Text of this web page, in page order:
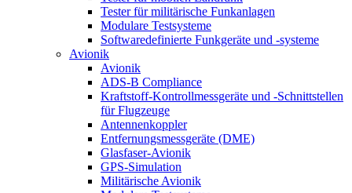
Tester für militärische Funkanlagen
Modulare Testsysteme
Softwaredefinierte Funkgeräte und -systeme
Avionik
Avionik
ADS-B Compliance
Kraftstoff-Kontrollmessgeräte und -Schnittstellen
für Flugzeuge
Antennenkoppler
Entfernungsmessgeräte (DME)
Glasfaser-Avionik
GPS-Simulation
Militärische Avionik